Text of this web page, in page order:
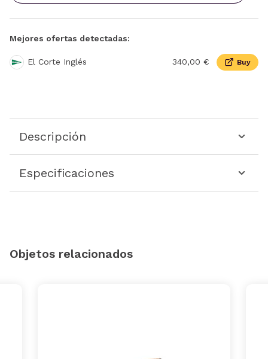
Mejores ofertas detectadas:
El Corte Inglés 340,00 € Buy
Descripción
Especificaciones
Objetos relacionados